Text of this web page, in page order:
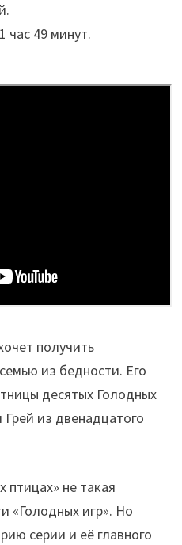
час 49 минут.
получить
из бедности. Его
десятых Голодных
из двенадцатого
птицах» не такая
«Голодных игр». Но
серии и её главного